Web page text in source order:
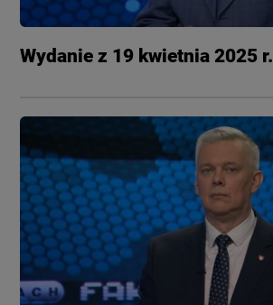
Wydanie z 19 kwietnia 2025 r.